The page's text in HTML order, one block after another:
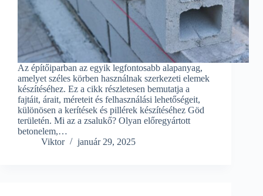
Az építőiparban az egyik legfontosabb alapanyag,
amelyet széles körben használnak szerkezeti elemek
készítéséhez. Ez a cikk részletesen bemutatja a
fajtáit, árait, méreteit és felhasználási lehetőségeit,
különösen a kerítések és pillérek készítéséhez Göd
területén. Mi az a zsalukő? Olyan előregyártott
betonelem,…
Viktor
január 29, 2025